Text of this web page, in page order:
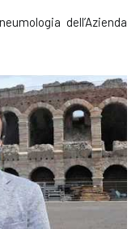
dell’Azienda